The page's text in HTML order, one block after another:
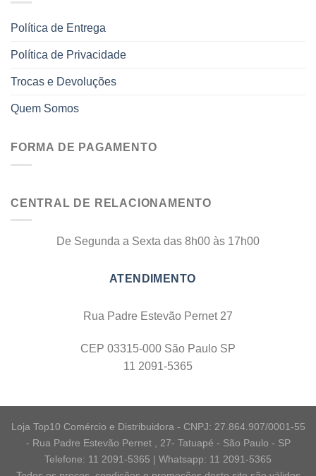
Política de Entrega
Política de Privacidade
Trocas e Devoluções
Quem Somos
FORMA DE PAGAMENTO
CENTRAL DE RELACIONAMENTO
De Segunda a Sexta das 8h00 às 17h00
Rua Padre Estevão Pernet 27
CEP 03315-000 São Paulo SP
11 2091-5365
Loja Top10 Comércio e Distribuidora - CNPJ: 27.864.907/0001-55
- Rua Padre Estevão Pernet , 27- Tatuapé - São Paulo - SP
Telefone: 11 2091-5365 | Whatsapp: 11 2091-5365